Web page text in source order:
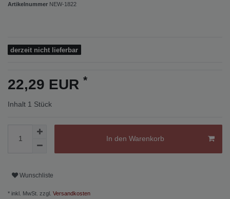
Artikelnummer NEW-1822
derzeit nicht lieferbar
22,29 EUR *
Inhalt 1 Stück
In den Warenkorb
Wunschliste
* inkl. MwSt. zzgl. Versandkosten